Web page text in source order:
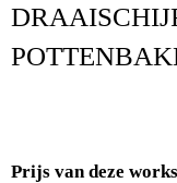
Prijs van deze